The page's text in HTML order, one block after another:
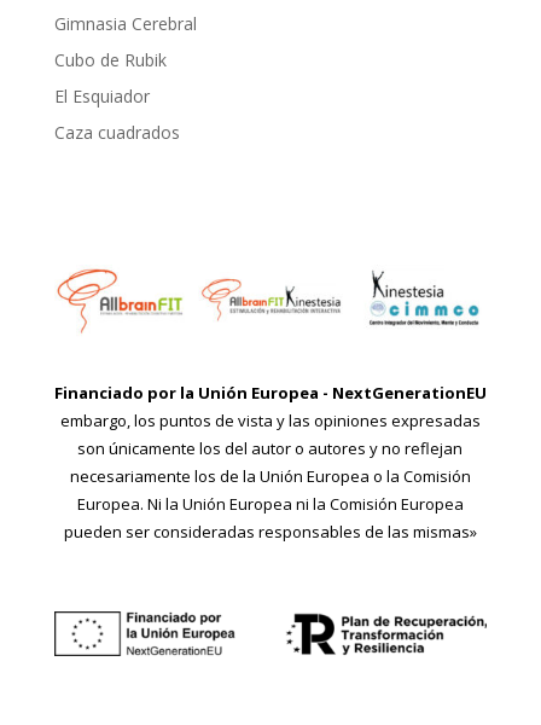
Gimnasia Cerebral
Cubo de Rubik
El Esquiador
Caza cuadrados
Financiado por la Unión Europea - NextGenerationEU
embargo, los puntos de vista y las opiniones expresadas
son únicamente los del autor o autores y no reflejan
necesariamente los de la Unión Europea o la Comisión
Europea. Ni la Unión Europea ni la Comisión Europea
pueden ser consideradas responsables de las mismas»